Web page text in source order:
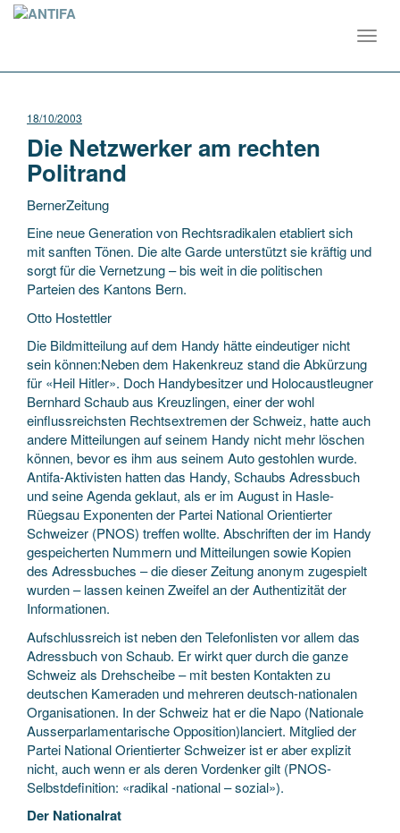
18/10/2003
Die Netzwerker am rechten
Politrand
BernerZeitung
Eine neue Generation von Rechtsradikalen etabliert sich
mit sanften Tönen. Die alte Garde unterstützt sie kräftig und
sorgt für die Vernetzung – bis weit in die politischen
Parteien des Kantons Bern.
Otto Hostettler
Die Bildmitteilungauf dem Handy hätte eindeutiger nicht
sein können:Neben dem Hakenkreuz stand die Abkürzung
für «Heil Hitler». Doch Handybesitzer und Holocaustleugner
Bernhard Schaub aus Kreuzlingen, einer der wohl
einflussreichsten Rechtsextremen der Schweiz, hatte auch
andere Mitteilungen auf seinem Handy nicht mehr löschen
können, bevor es ihm aus seinem Auto gestohlen wurde.
Antifa-Aktivisten hatten das Handy, Schaubs Adressbuch
und seine Agenda geklaut, als er im August in Hasle-
Rüegsau Exponenten der Partei National Orientierter
Schweizer (PNOS) treffen wollte. Abschriften der im Handy
gespeicherten Nummern und Mitteilungen sowie Kopien
des Adressbuches – die dieser Zeitung anonym zugespielt
wurden – lassen keinen Zweifel an der Authentizität der
Informationen.
Aufschlussreich ist neben den Telefonlisten vor allem das
Adressbuch von Schaub. Er wirkt quer durch die ganze
Schweiz als Drehscheibe – mit besten Kontakten zu
deutschen Kameraden und mehreren deutsch-nationalen
Organisationen. In der Schweiz hat er die Napo (Nationale
Ausserparlamentarische Opposition)lanciert. Mitglied der
Partei National Orientierter Schweizer ist er aber explizit
nicht, auch wenn er als deren Vordenker gilt (PNOS-
Selbstdefinition: «radikal -national – sozial»).
Der Nationalrat